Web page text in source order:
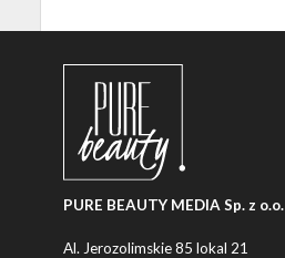
PURE BEAUTY MEDIA Sp. z o.o.
Al. Jerozolimskie 85 lokal 21